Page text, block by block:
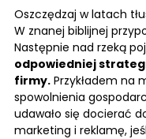
Oszczędzaj w latach
W znanej biblijnej
Następnie nad rzeką
odpowiedniej
firmy. Przykładem na
spowolnienia
udawało się docierać
marketing i reklamę,